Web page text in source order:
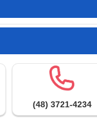
(48) 3721-4234